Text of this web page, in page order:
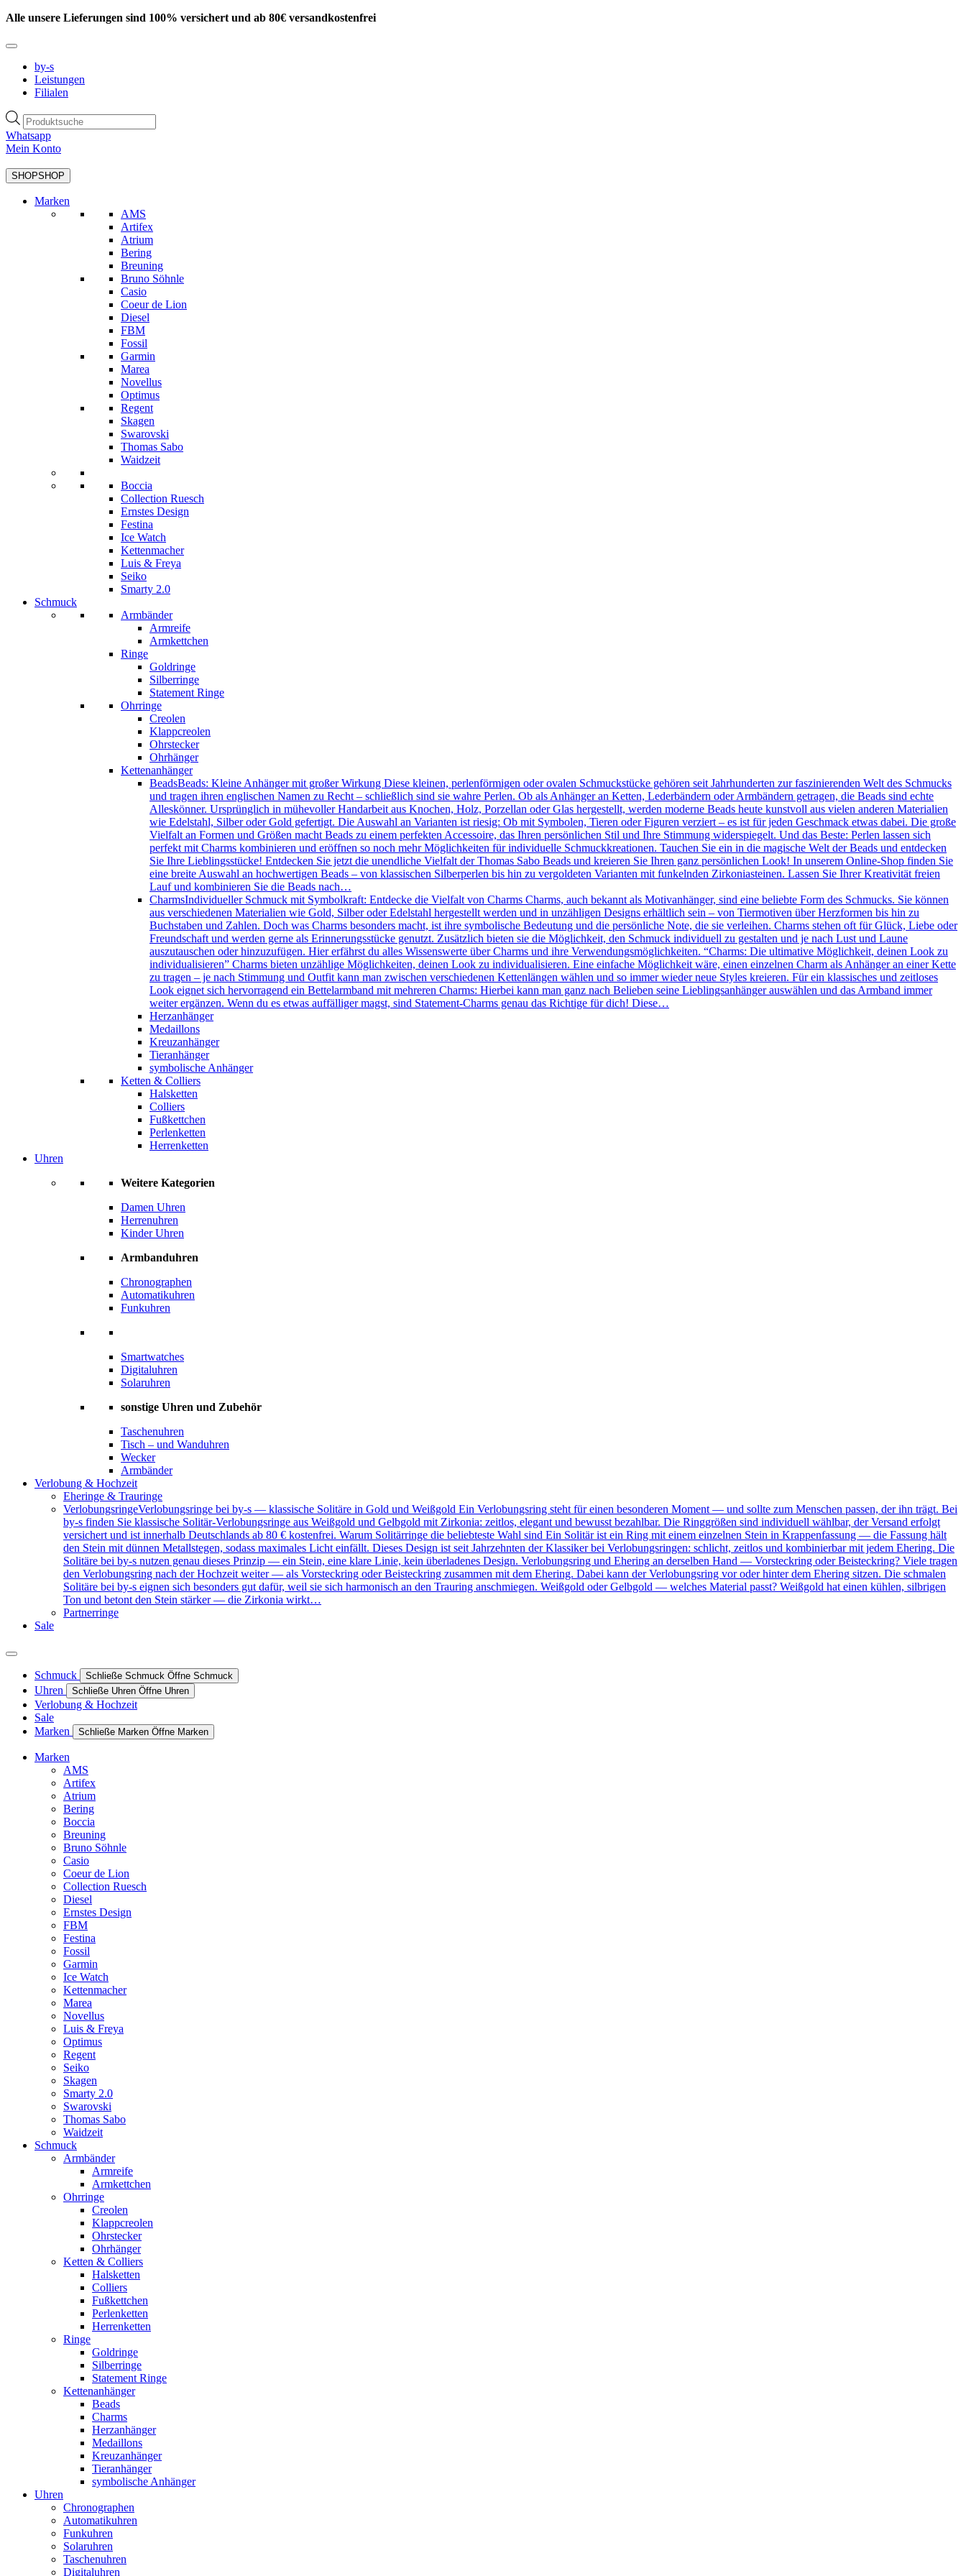
Zum
springen
Alle unsere Lieferungen sind 100% versichert und ab 80€ versandkostenfrei
by-s
Leistungen
Filialen
Products
search
Whatsapp
Mein Konto
SHOPSHOP
Marken
AMS
Artifex
Atrium
Bering
Breuning
Bruno Söhnle
Casio
Coeur de Lion
Diesel
FBM
Fossil
Garmin
Marea
Novellus
Optimus
Regent
Skagen
Swarovski
Thomas Sabo
Waidzeit
Boccia
Collection Ruesch
Ernstes Design
Festina
Ice Watch
Kettenmacher
Luis & Freya
Seiko
Smarty 2.0
Schmuck
Armbänder
Armreife
Armkettchen
Ringe
Goldringe
Silberringe
Statement Ringe
Ohrringe
Creolen
Klappcreolen
Ohrstecker
Ohrhänger
Kettenanhänger
BeadsBeads: Kleine Anhänger mit großer Wirkung Diese kleinen, perlenförmigen oder ovalen Schmuckstücke gehören seit Jahrhunderten zur faszinierenden Welt des Schmucks
und tragen ihren englischen Namen zu Recht – schließlich sind sie wahre Perlen. Ob als Anhänger an Ketten, Lederbändern oder Armbändern getragen, die Beads sind echte
Alleskönner. Ursprünglich in mühevoller Handarbeit aus Knochen, Holz, Porzellan oder Glas hergestellt, werden moderne Beads heute kunstvoll aus vielen anderen Materialien
wie Edelstahl, Silber oder Gold gefertigt. Die Auswahl an Varianten ist riesig: Ob mit Symbolen, Tieren oder Figuren verziert – es ist für jeden Geschmack etwas dabei. Die große
Vielfalt an Formen und Größen macht Beads zu einem perfekten Accessoire, das Ihren persönlichen Stil und Ihre Stimmung widerspiegelt. Und das Beste: Perlen lassen sich
perfekt mit Charms kombinieren und eröffnen so noch mehr Möglichkeiten für individuelle Schmuckkreationen. Tauchen Sie ein in die magische Welt der Beads und entdecken
Sie Ihre Lieblingsstücke! Entdecken Sie jetzt die unendliche Vielfalt der Thomas Sabo Beads und kreieren Sie Ihren ganz persönlichen Look! In unserem Online-Shop finden Sie
eine breite Auswahl an hochwertigen Beads – von klassischen Silberperlen bis hin zu vergoldeten Varianten mit funkelnden Zirkoniasteinen. Lassen Sie Ihrer Kreativität freien
Lauf und kombinieren Sie die Beads nach…
CharmsIndividueller Schmuck mit Symbolkraft: Entdecke die Vielfalt von Charms Charms, auch bekannt als Motivanhänger, sind eine beliebte Form des Schmucks. Sie können
aus verschiedenen Materialien wie Gold, Silber oder Edelstahl hergestellt werden und in unzähligen Designs erhältlich sein – von Tiermotiven über Herzformen bis hin zu
Buchstaben und Zahlen. Doch was Charms besonders macht, ist ihre symbolische Bedeutung und die persönliche Note, die sie verleihen. Charms stehen oft für Glück, Liebe oder
Freundschaft und werden gerne als Erinnerungsstücke genutzt. Zusätzlich bieten sie die Möglichkeit, den Schmuck individuell zu gestalten und je nach Lust und Laune
auszutauschen oder hinzuzufügen. Hier erfährst du alles Wissenswerte über Charms und ihre Verwendungsmöglichkeiten. “Charms: Die ultimative Möglichkeit, deinen Look zu
individualisieren” Charms bieten unzählige Möglichkeiten, deinen Look zu individualisieren. Eine einfache Möglichkeit wäre, einen einzelnen Charm als Anhänger an einer Kette
zu tragen – je nach Stimmung und Outfit kann man zwischen verschiedenen Kettenlängen wählen und so immer wieder neue Styles kreieren. Für ein klassisches und zeitloses
Look eignet sich hervorragend ein Bettelarmband mit mehreren Charms: Hierbei kann man ganz nach Belieben seine Lieblingsanhänger auswählen und das Armband immer
weiter ergänzen. Wenn du es etwas auffälliger magst, sind Statement-Charms genau das Richtige für dich! Diese…
Herzanhänger
Medaillons
Kreuzanhänger
Tieranhänger
symbolische Anhänger
Ketten & Colliers
Halsketten
Colliers
Fußkettchen
Perlenketten
Herrenketten
Uhren
Weitere Kategorien
Damen Uhren
Herrenuhren
Kinder Uhren
Armbanduhren
Chronographen
Automatikuhren
Funkuhren
Smartwatches
Digitaluhren
Solaruhren
sonstige Uhren und Zubehör
Taschenuhren
Tisch – und Wanduhren
Wecker
Armbänder
Verlobung & Hochzeit
Eheringe & Trauringe
VerlobungsringeVerlobungsringe bei by-s — klassische Solitäre in Gold und Weißgold Ein Verlobungsring steht für einen besonderen Moment — und sollte zum Menschen passen, der ihn trägt. Bei
by-s finden Sie klassische Solitär-Verlobungsringe aus Weißgold und Gelbgold mit Zirkonia: zeitlos, elegant und bewusst bezahlbar. Die Ringgrößen sind individuell wählbar, der Versand erfolgt
versichert und ist innerhalb Deutschlands ab 80 € kostenfrei. Warum Solitärringe die beliebteste Wahl sind Ein Solitär ist ein Ring mit einem einzelnen Stein in Krappenfassung — die Fassung hält
den Stein mit dünnen Metallstegen, sodass maximales Licht einfällt. Dieses Design ist seit Jahrzehnten der Klassiker bei Verlobungsringen: schlicht, zeitlos und kombinierbar mit jedem Ehering. Die
Solitäre bei by-s nutzen genau dieses Prinzip — ein Stein, eine klare Linie, kein überladenes Design. Verlobungsring und Ehering an derselben Hand — Vorsteckring oder Beisteckring? Viele tragen
den Verlobungsring nach der Hochzeit weiter — als Vorsteckring oder Beisteckring zusammen mit dem Ehering. Dabei kann der Verlobungsring vor oder hinter dem Ehering sitzen. Die schmalen
Solitäre bei by-s eignen sich besonders gut dafür, weil sie sich harmonisch an den Trauring anschmiegen. Weißgold oder Gelbgold — welches Material passt? Weißgold hat einen kühlen, silbrigen
Ton und betont den Stein stärker — die Zirkonia wirkt…
Partnerringe
Sale
Schmuck Schließe Schmuck Öffne Schmuck
Uhren Schließe Uhren Öffne Uhren
Verlobung & Hochzeit
Sale
Marken
Schließe Marken Öffne Marken
Marken
AMS
Artifex
Atrium
Bering
Boccia
Breuning
Bruno Söhnle
Casio
Coeur de Lion
Collection Ruesch
Diesel
Ernstes Design
FBM
Festina
Fossil
Garmin
Ice Watch
Kettenmacher
Marea
Novellus
Luis & Freya
Optimus
Regent
Seiko
Skagen
Smarty 2.0
Swarovski
Thomas Sabo
Waidzeit
Schmuck
Armbänder
Armreife
Armkettchen
Ohrringe
Creolen
Klappcreolen
Ohrstecker
Ohrhänger
Ketten & Colliers
Halsketten
Colliers
Fußkettchen
Perlenketten
Herrenketten
Ringe
Goldringe
Silberringe
Statement Ringe
Kettenanhänger
Beads
Charms
Herzanhänger
Medaillons
Kreuzanhänger
Tieranhänger
symbolische Anhänger
Uhren
Chronographen
Automatikuhren
Funkuhren
Solaruhren
Taschenuhren
Digitaluhren